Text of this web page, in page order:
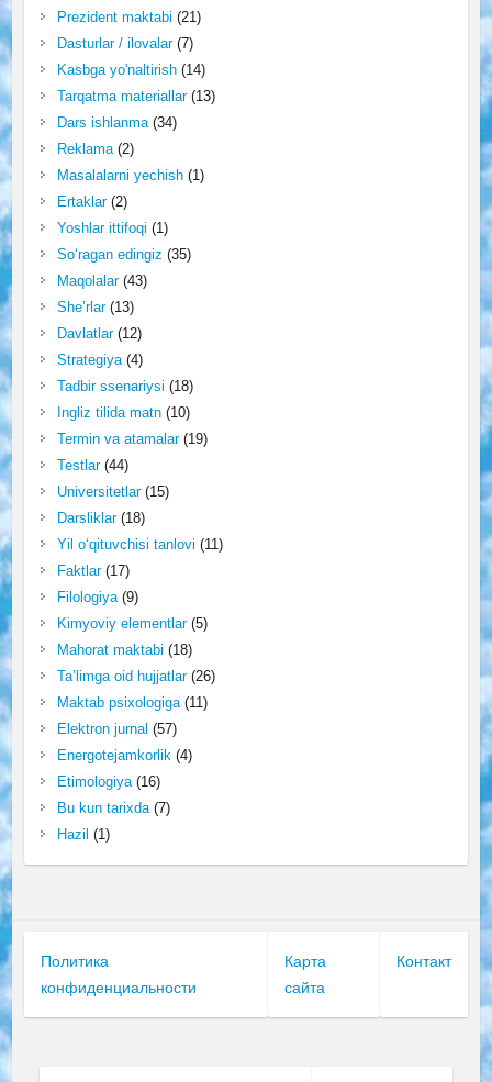
Prezident maktabi (21)
Dasturlar / ilovalar(7)
Kasbga yo'naltirish(14)
Tarqatma materiallar(13)
Dars ishlanma(34)
Reklama(2)
Masalalarni yechish(1)
Ertaklar(2)
Yoshlar ittifoqi (1)
So‘ragan edingiz (35)
Maqolalar(43)
She’rlar(13)
Davlatlar(12)
Strategiya(4)
Tadbir ssenariysi (18)
Ingliz tilida matn(10)
Termin va atamalar(19)
Testlar(44)
Universitetlar(15)
Darsliklar(18)
Yil o‘qituvchisi tanlovi (11)
Faktlar(17)
Filologiya(9)
Kimyoviy elementlar(5)
Mahorat maktabi (18)
Ta’limga oid hujjatlar(26)
Maktab psixologiga(11)
Elektron jurnal (57)
Energotejamkorlik(4)
Etimologiya(16)
Bu kun tarixda(7)
Hazil (1)
Политика
конфиденциальности
Карта
сайта
Контакт